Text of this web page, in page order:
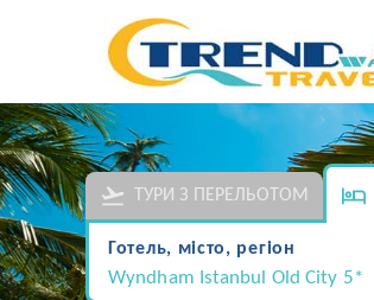
ТУРИ З ПЕРЕЛЬОТОМ
Готель, місто, регіон
Wyndham Istanbul Old City 5*